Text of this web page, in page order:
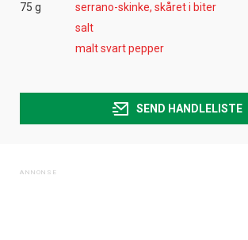
75 g
serrano-skinke, skåret i biter
salt
malt svart pepper
SEND HANDLELISTE